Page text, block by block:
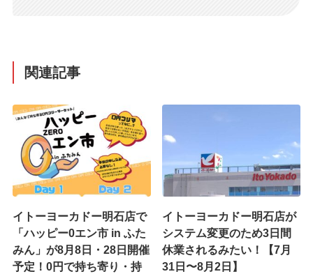
関連記事
イトーヨーカドー明石店で
「ハッピー0エン市 in ふた
みん」が8月8日・28日開催
予定！0円で持ち寄り・持
イトーヨーカドー明石店が
システム変更のため3日間
休業されるみたい！【7月
31日〜8月2日】